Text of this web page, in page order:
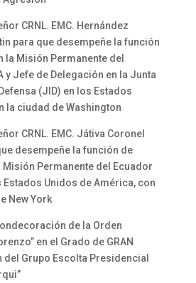
CRNL. EMC. Hernández
para que desempeñe la función
la Misión Permanente del
y Jefe de Delegación en la Junta
(JID) en los Estados
la ciudad de Washington
CRNL. EMC. Játiva Coronel
desempeñe la función de
Permanente del Ecuador
Estados Unidos de América, con
New York
de la Orden
en el Grado de GRAN
del Grupo Escolta Presidencial